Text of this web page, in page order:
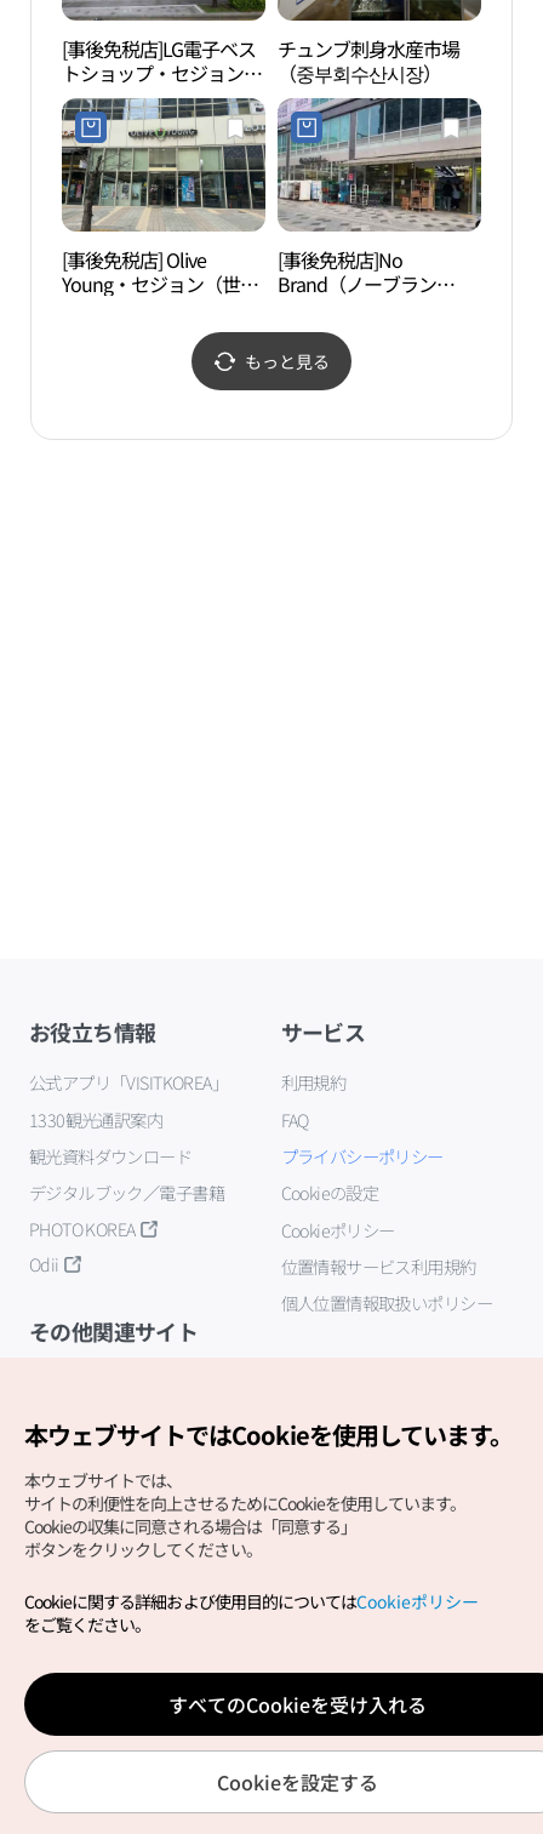
[事後免税店]LG電子ベス
トショップ・セジョン
（世宗）本店(LG전자 베
스트샵 세종본점)
チュンブ刺身水産市場
（중부회수산시장）
[事後免税店] Olive
Young・セジョン（世
店(올리브영 세종몰리브
[事後免税店]No
Brand（ノーブラン
（世宗羅城）店(노브랜
드 세종나성점)
もっと見る
お役立ち情報
公式アプリ「VISITKOREA」
1330観光通訳案内
観光資料ダウンロード
デジタルブック／電子書籍
PHOTO KOREA
Odii
サービス
利用規約
FAQ
プライバシーポリシー
Cookieの設定
Cookieポリシー
位置情報サービス利用規約
個人位置情報取扱いポリシー
その他関連サイト
Copyright (c) Korea Tourism Organization All Rights
サイトエラー報告公式メール
japanese@knto.or.kr
本ウェブサイトではCookieを使用しています。
本ウェブサイトでは、
サイトの利便性を向上させるためにCookieを使用しています。
Cookieの収集に同意される場合は「同意する」
ボタンをクリックしてください。
Cookieに関する詳細および使用目的についてはCookieポリシー
をご覧ください。
すべてのCookieを受け入れる
Cookieを設定する